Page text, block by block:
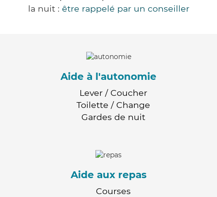
la nuit : être rappelé par un conseiller
Aide à l'autonomie
Lever / Coucher
Toilette / Change
Gardes de nuit
Aide aux repas
Courses